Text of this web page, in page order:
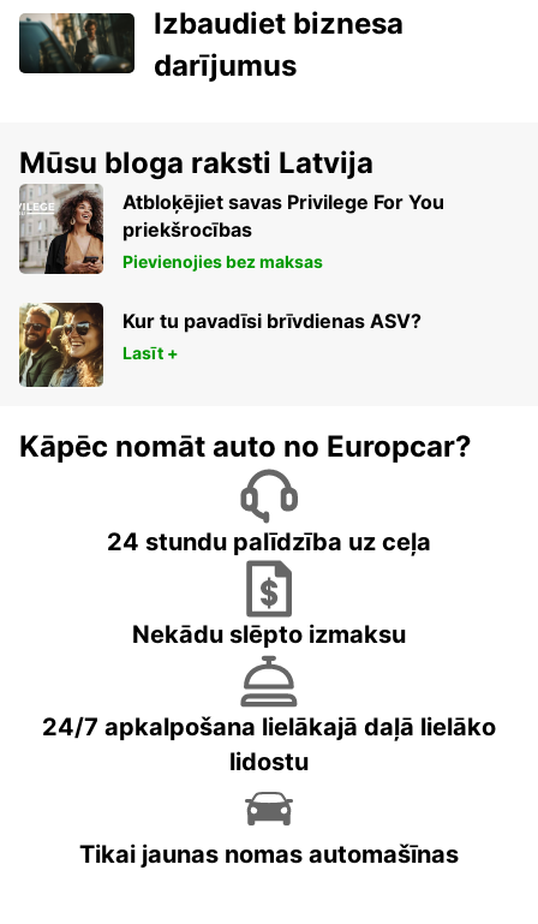
Izbaudiet biznesa
darījumus
Mūsu bloga raksti Latvija
Atbloķējiet savas Privilege For You
priekšrocības
Pievienojies bez maksas
Kur tu pavadīsi brīvdienas ASV?
Lasīt +
Kāpēc nomāt auto no Europcar?
24 stundu palīdzība uz ceļa
Nekādu slēpto izmaksu
24/7 apkalpošana lielākajā daļā lielāko
lidostu
Tikai jaunas nomas automašīnas